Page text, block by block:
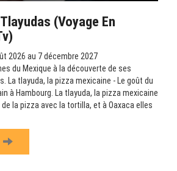
(Voyage En
2026 au 7 décembre 2027
du Mexique à la découverte de ses
La tlayuda, la pizza mexicaine - Le goût du
à Hambourg. La tlayuda, la pizza mexicaine
la pizza avec la tortilla, et à Oaxaca elles